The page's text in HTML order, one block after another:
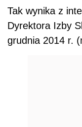
Tak wynika z
Dyrektora Izby
grudnia 2014 r.